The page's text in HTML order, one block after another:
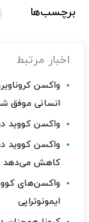
برچسب‌ها
اخبار مرتبط
واکسن
انسانی موفق
واکسن کووید
واکسن کووید
کاهش می‌دهد
واکسن‌های
ایمونوتراپی